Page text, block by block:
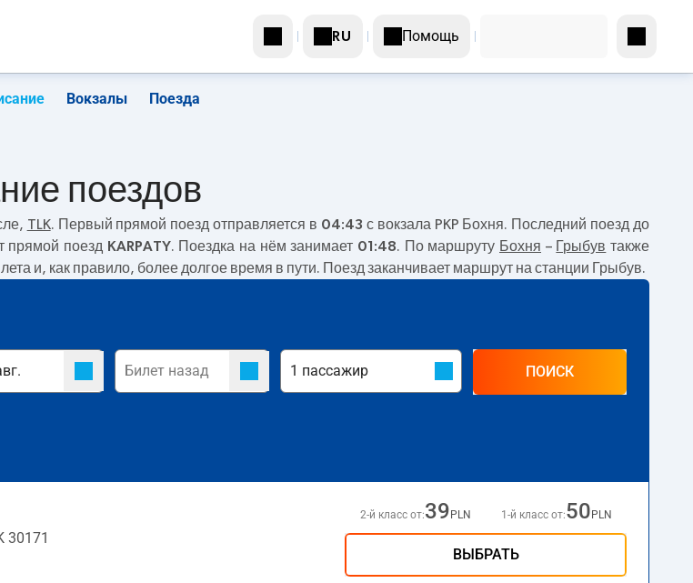
RU Помощь
Вокзалы Поезда
поездов
TLK. Первый прямой поезд отправляется в 04:43 с вокзала PKP Бохня. Последний поезд до
прямой поезд KARPATY. Поездка на нём занимает 01:48. По маршруту Бохня – Грыбув также
и, как правило, более долгое время в пути. Поезд заканчивает маршрут на станции Грыбув.
ПОИСК
30171
2-й класс от:39 PLN 1-й класс от:50 PLN
ВЫБРАТЬ